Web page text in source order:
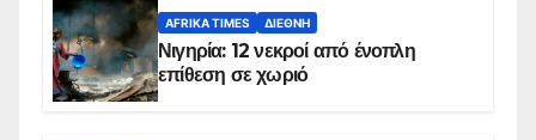
AFRIKA TIMES ΔΙΕΘΝΉ
Νιγηρία: 12 νεκροί από ένοπλη
επίθεση σε χωριό